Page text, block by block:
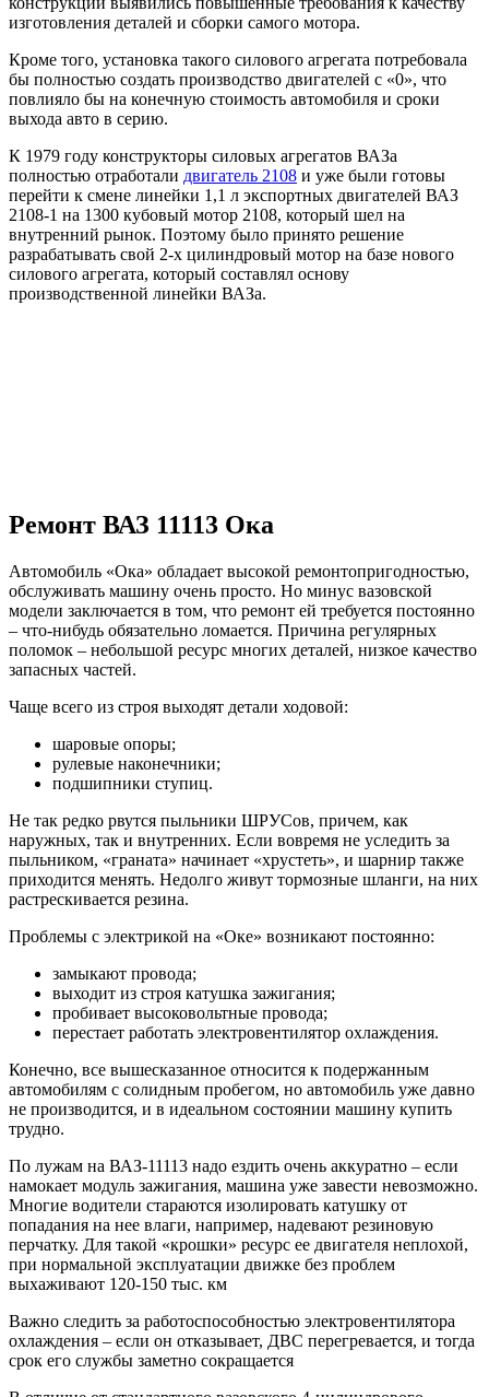
изготовления деталей и сборки самого мотора.
Кроме того, установка такого силового агрегата потребовала
бы полностью создать производство двигателей с «0», что
повлияло бы на конечную стоимость автомобиля и сроки
выхода авто в серию.
К 1979 году конструкторы силовых агрегатов ВАЗа
полностью отработали двигатель 2108 и уже были готовы
перейти к смене линейки 1,1 л экспортных двигателей ВАЗ
2108-1 на 1300 кубовый мотор 2108, который шел на
внутренний рынок. Поэтому было принято решение
разрабатывать свой 2-х цилиндровый мотор на базе нового
силового агрегата, который составлял основу
производственной линейки ВАЗа.
Ремонт ВАЗ 11113 Ока
Автомобиль «Ока» обладает высокой ремонтопригодностью,
обслуживать машину очень просто. Но минус вазовской
модели заключается в том, что ремонт ей требуется постоянно
– что-нибудь обязательно ломается. Причина регулярных
поломок – небольшой ресурс многих деталей, низкое качество
запасных частей.
Чаще всего из строя выходят детали ходовой:
шаровые опоры;
рулевые наконечники;
подшипники ступиц.
Не так редко рвутся пыльники ШРУСов, причем, как
наружных, так и внутренних. Если вовремя не уследить за
пыльником, «граната» начинает «хрустеть», и шарнир также
приходится менять. Недолго живут тормозные шланги, на них
растрескивается резина.
Проблемы с электрикой на «Оке» возникают постоянно:
замыкают провода;
выходит из строя катушка зажигания;
пробивает высоковольтные провода;
перестает работать электровентилятор охлаждения.
Конечно, все вышесказанное относится к подержанным
автомобилям с солидным пробегом, но автомобиль уже давно
не производится, и в идеальном состоянии машину купить
трудно.
По лужам на ВАЗ-11113 надо ездить очень аккуратно – если
намокает модуль зажигания, машина уже завести невозможно.
Многие водители стараются изолировать катушку от
попадания на нее влаги, например, надевают резиновую
перчатку. Для такой «крошки» ресурс ее двигателя неплохой,
при нормальной эксплуатации движке без проблем
выхаживают 120-150 тыс. км
Важно следить за работоспособностью электровентилятора
охлаждения – если он отказывает, ДВС перегревается, и тогда
срок его службы заметно сокращается